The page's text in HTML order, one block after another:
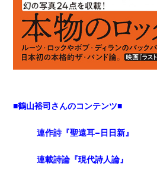
■鶴山裕司さんのコンテンツ■
連作詩『聖遠耳-日日新』
連載詩論『現代詩人論』